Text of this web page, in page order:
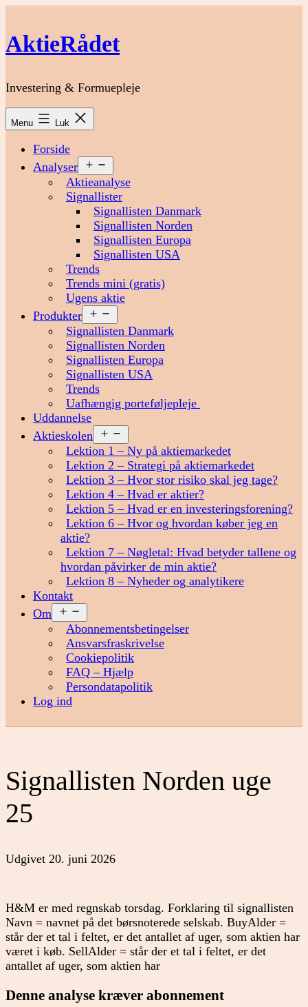
indhold
AktieRådet
Investering & Formuepleje
Menu Luk
Forside
Analyser
menu
Aktieanalyse
Signallister
Signallisten Danmark
Signallisten Norden
Signallisten Europa
Signallisten USA
Trends
Trends mini (gratis)
Ugens aktie
Produkter
menu
Signallisten Danmark
Signallisten Norden
Signallisten Europa
Signallisten USA
Trends
Uafhængig porteføljepleje
Uddannelse
Aktieskolen
menu
Lektion 1 – Ny på aktiemarkedet
Lektion 2 – Strategi på aktiemarkedet
Lektion 3 – Hvor stor risiko skal jeg tage?
Lektion 4 – Hvad er aktier?
Lektion 5 – Hvad er en investeringsforening?
Lektion 6 – Hvor og hvordan køber jeg en
aktie?
Lektion 7 – Nøgletal: Hvad betyder tallene og
hvordan påvirker de min aktie?
Lektion 8 – Nyheder og analytikere
Kontakt
Om
menu
Abonnementsbetingelser
Ansvarsfraskrivelse
Cookiepolitik
FAQ – Hjælp
Persondatapolitik
Log ind
Signallisten Norden uge
25
Udgivet 20. juni 2026
H&M er med regnskab torsdag. Forklaring til signallisten
Navn = navnet på det børsnoterede selskab. BuyAlder =
står der et tal i feltet, er det antallet af uger, som aktien har
været i køb. SellAlder = står der et tal i feltet, er det
antallet af uger, som aktien har
Denne analyse kræver abonnement